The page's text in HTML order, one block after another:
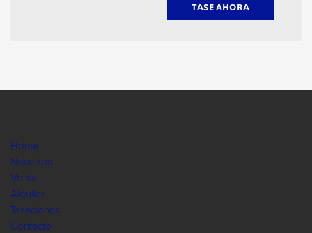
TASE AHORA
Home
Nosotros
Venta
Alquiler
Tasaciones
Contacto